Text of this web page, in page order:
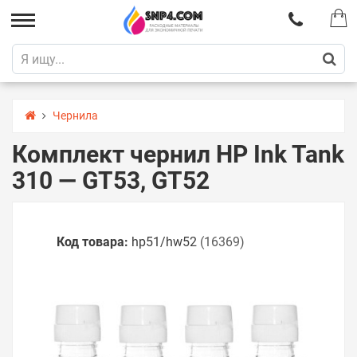
Чернила
Комплект чернил HP Ink Tank
310 — GT53, GT52
Код товара: hp51/hw52 (16369)